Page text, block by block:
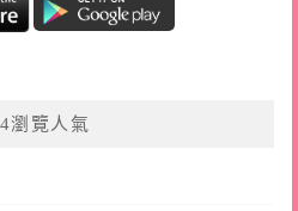
瀏覽人氣